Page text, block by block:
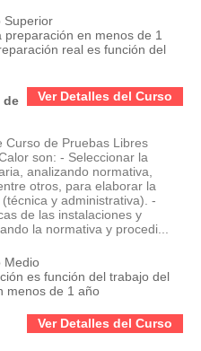
Superior
preparación en menos de 1
real es función del
Ver Detalles del Curso
de
Curso de Pruebas Libres
son: - Seleccionar la
analizando normativa,
otros, para elaborar la
y administrativa). -
de las instalaciones y
la normativa y procedi...
Medio
es función del trabajo del
menos de 1 año
Ver Detalles del Curso